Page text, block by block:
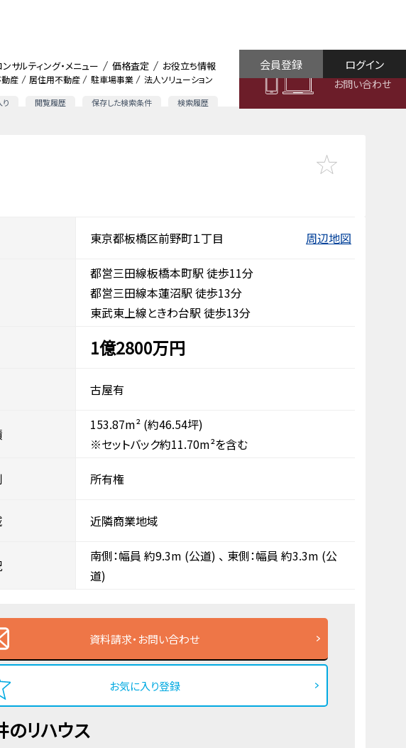
動産 居住用不動産 駐車場事業 法人ソリューション
閲覧履歴 保存した検索条件 検索履歴
ンサルティング・メニュー 価格査定 お役立ち情報
お問い合わせ
ログイン
会員登録
東京都板橋区前野町１丁目 周辺地図
都営三田線板橋本町駅 徒歩11分
都営三田線本蓮沼駅 徒歩13分
東武東上線ときわ台駅 徒歩13分
1億2800万円
古屋有
153.87m² (約46.54坪)
※セットバック約11.70m²を含む
所有権
近隣商業地域
南側：幅員 約9.3m (公道) 、 東側：幅員 約3.3m (公
道)
資料請求・お問い合わせ
お気に入り登録
のリハウス